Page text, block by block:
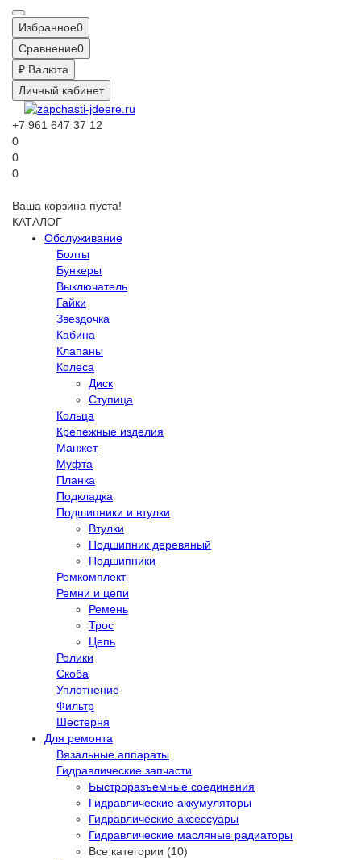
Избранное0
Сравнение0
₽ Валюта
Личный кабинет
+7 961 647 37 12
0
0
0
Ваша корзина пуста!
КАТАЛОГ
Обслуживание
Болты
Бункеры
Выключатель
Гайки
Звездочка
Кабина
Клапаны
Колеса
Диск
Ступица
Кольца
Крепежные изделия
Манжет
Муфта
Планка
Подкладка
Подшипники и втулки
Втулки
Подшипник деревяный
Подшипники
Ремкомплект
Ремни и цепи
Ремень
Трос
Цепь
Ролики
Скоба
Уплотнение
Фильтр
Шестерня
Для ремонта
Вязальные аппараты
Гидравлические запчасти
Быстроразъемные соединения
Гидравлические аккумуляторы
Гидравлические аксессуары
Гидравлические масляные радиаторы
Все категории (10)